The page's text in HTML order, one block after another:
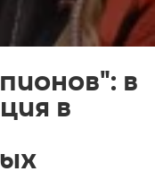
в
в